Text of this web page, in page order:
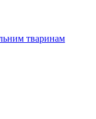
тваринам